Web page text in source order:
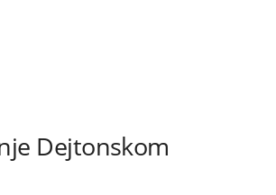
Dejtonskom